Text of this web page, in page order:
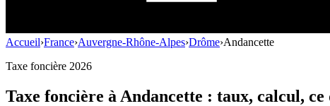
Accueil›France›Auvergne-Rhône-Alpes›Drôme›Andancette
Taxe foncière 2026
Taxe foncière à Andancette : taux, calcul,